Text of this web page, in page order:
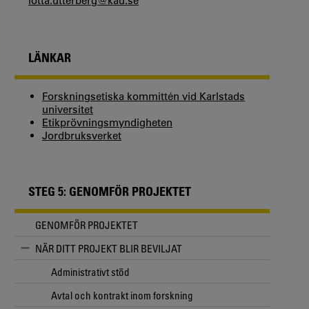
LÄNKAR
Forskningsetiska kommittén vid Karlstads
universitet
Etikprövningsmyndigheten
Jordbruksverket
STEG 5: GENOMFÖR PROJEKTET
GENOMFÖR PROJEKTET
NÄR DITT PROJEKT BLIR BEVILJAT
Administrativt stöd
Avtal och kontrakt inom forskning